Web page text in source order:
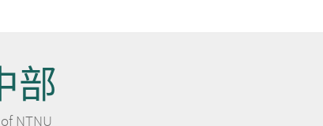
部
NTNU